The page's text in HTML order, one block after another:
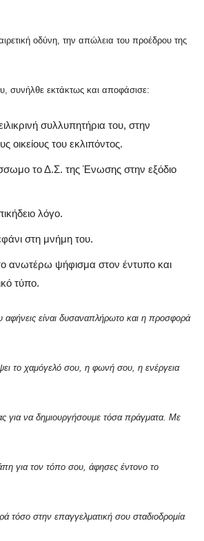
οδύνη, την απώλεια του προέδρου της
συνήλθε εκτάκτως και αποφάσισε:
συλλυπητήρια του, στην
οικείους του εκλιπόντος.
το Δ.Σ. της Ένωσης στην εξόδιο
λόγο.
στη μνήμη του.
ανωτέρω ψήφισμα στον έντυπο και
τύπο.
είναι δυσαναπλήρωτο και η προσφορά
το χαμόγελό σου, η φωνή σου, η ενέργεια
για να δημιουργήσουμε τόσα πράγματα. Με
για τον τόπο σου, άφησες έντονο το
τόσο στην επαγγελματική σου σταδιοδρομία